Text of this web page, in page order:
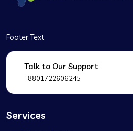
Footer Text
Talk to Our Support
+8801722606245
Services